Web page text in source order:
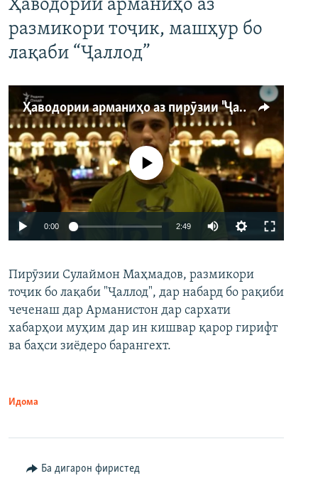
Ҳаводории арманиҳо аз
размикори тоҷик, машҳур бо
лақаби “Ҷаллод”
Ҳаводории арманиҳо аз пирӯзии "Ҷаллод"-и тоҷик
Auto 240p 360p 480p
720p 1080p
Феълан кор намекунад
0:00 2:49
360p
480p
Пирӯзии Сулаймон Маҳмадов, размикори
тоҷик бо лақаби "Ҷаллод", дар набард бо рақиби
чеченаш дар Арманистон дар сархати
хабарҳои муҳим дар ин кишвар қарор гирифт
ва баҳси зиёдеро барангехт.
Идома
Ба дигарон фиристед